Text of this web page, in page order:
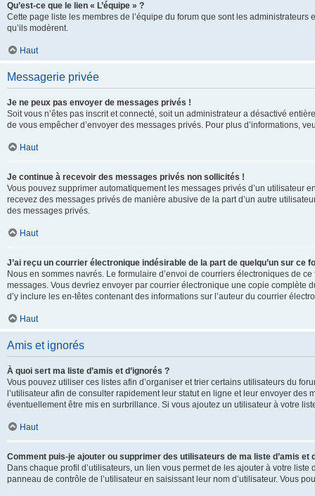
Qu’est-ce que le lien « L’équipe » ?
Cette page liste les membres de l’équipe du forum que sont les
qu’ils modèrent.
Haut
Messagerie privée
Je ne peux pas envoyer de messages privés !
Soit vous n’êtes pas inscrit et connecté, soit un administrateur a désactivé
de vous empêcher d’envoyer des messages privés. Pour plus d’informations,
Haut
Je continue à recevoir des messages privés non sollicités !
Vous pouvez supprimer automatiquement les messages privés d’un utilisateur
recevez des messages privés de manière abusive de la part d’un autre
des messages privés.
Haut
J’ai reçu un courrier électronique indésirable de la part de quelqu’un sur ce
Nous en sommes navrés. Le formulaire d’envoi de courriers électroniques de
messages. Vous devriez envoyer par courrier électronique une copie complète
d’y inclure les en-têtes contenant des informations sur l’auteur du courrier
Haut
Amis et ignorés
À quoi sert ma liste d’amis et d’ignorés ?
Vous pouvez utiliser ces listes afin d’organiser et trier certains utilisateurs du
l’utilisateur afin de consulter rapidement leur statut en ligne et leur envoyer
éventuellement être mis en surbrillance. Si vous ajoutez un utilisateur à votre
Haut
Comment puis-je ajouter ou supprimer des utilisateurs de ma liste d’amis et
Dans chaque profil d’utilisateurs, un lien vous permet de les ajouter à votre
panneau de contrôle de l’utilisateur en saisissant leur nom d’utilisateur. Vous